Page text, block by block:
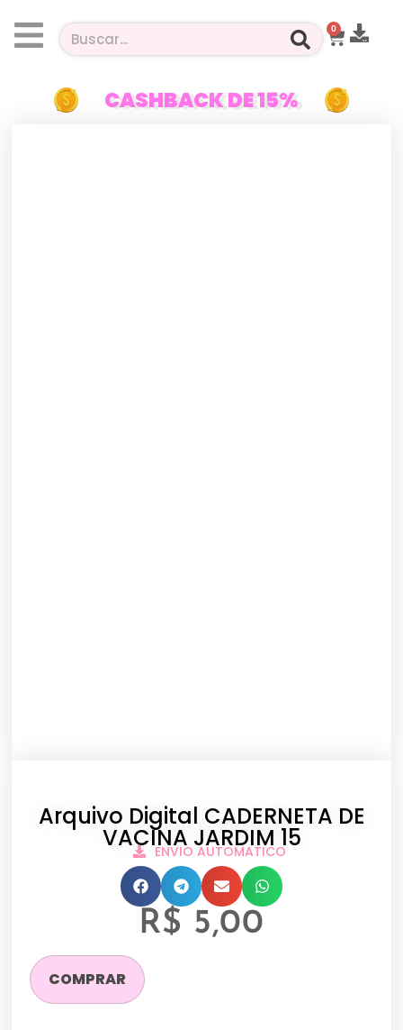
0
CASHBACK DE 15%
Arquivo Digital CADERNETA DE
VACINA JARDIM 15
ENVIO AUTOMATICO
R$ 5,00
COMPRAR